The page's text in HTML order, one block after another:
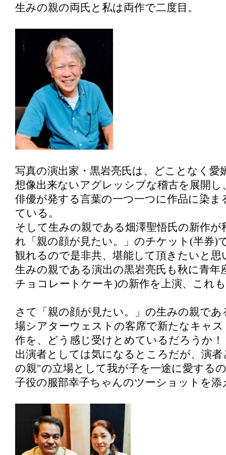
生みの親の両氏と私は両作で二度目。
写真の演出家・黒岩亮氏は、どことなく愛
想像出来ないアグレッシブな稽古を展開し
俳優が発する言葉の一つ一つに作品に染ま
ている。
そして生みの親である畑澤聖悟氏の新作が
れ「親の顔が見たい。」のチケット(半券)
観れるので是非共、堪能して頂きたいと思
生みの親である演出の黒岩亮氏も秋に青年
チョコレートケーキ)の新作を上演、これ
さて「親の顔が見たい。」の生みの親であ
場シアターウェストの客席で新たなキャ
作を、どう感じ受けとめているだろうか！
出演者としては気になるところだが、演
の親"の立場として我が子を一途に愛する
子役の服部幸子ちゃんのツーショットを添